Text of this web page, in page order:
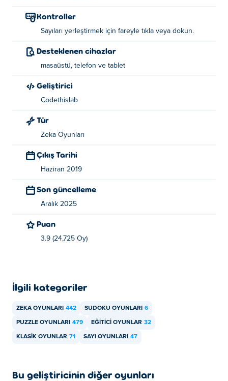
Kontroller
Sayıları yerleştirmek için fareyle tıkla veya dokun.
Desteklenen cihazlar
masaüstü, telefon ve tablet
Geliştirici
Codethislab
Tür
Zeka Oyunları
Çıkış Tarihi
Haziran 2019
Son güncelleme
Aralık 2025
Puan
3.9 (24,725 Oy)
İlgili kategoriler
ZEKA OYUNLARI 442 SUDOKU OYUNLARI 6
PUZZLE OYUNLARI 479 EĞITICI OYUNLAR 32
KLASIK OYUNLAR 71 SAYI OYUNLARI 47
Bu geliştiricinin diğer oyunları